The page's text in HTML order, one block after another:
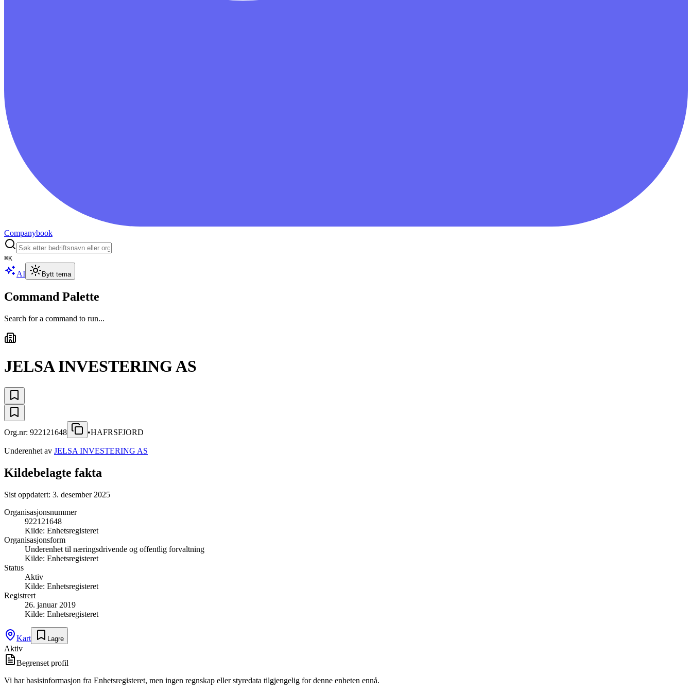
Companybook
⌘K
AI Bytt tema
Command Palette
Search for a command to run...
JELSA INVESTERING AS
Org.nr: 922121648 •HAFRSFJORD
Underenhet av JELSA INVESTERING AS
Kildebelagte fakta
Sist oppdatert: 3. desember 2025
Organisasjonsnummer
922121648
Kilde: Enhetsregisteret
Organisasjonsform
Underenhet til næringsdrivende og offentlig forvaltning
Kilde: Enhetsregisteret
Status
Aktiv
Kilde: Enhetsregisteret
Registrert
26. januar 2019
Kilde: Enhetsregisteret
Kart Lagre
Aktiv
Begrenset profil
Vi har basisinformasjon fra Enhetsregisteret, men ingen regnskap eller styredata tilgjengelig for denne enheten ennå.